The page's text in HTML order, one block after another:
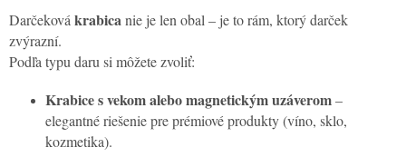
Darčeková krabica nie je len obal – je to rám, ktorý darček
zvýrazní.
Podľa typu daru si môžete zvoliť:
Krabice s vekom alebo magnetickým uzáverom–
elegantné riešenie pre prémiové produkty (víno, sklo,
kozmetika).